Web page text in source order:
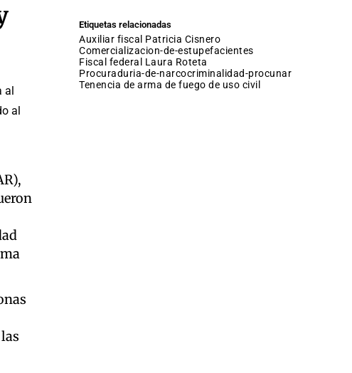
al
al
Etiquetas relacionadas
auxiliar fiscal Patricia Cisnero
comercializacion-de-estupefacientes
fiscal federal Laura Roteta
procuraduria-de-narcocriminalidad-procunar
tenencia de arma de fuego de uso civil